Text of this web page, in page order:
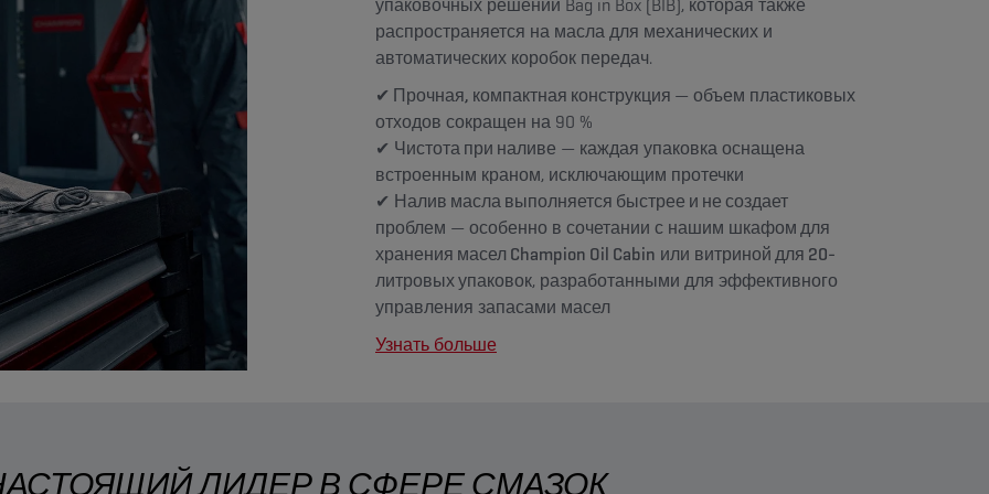
упаковочных решений Bag in Box (BIB), которая также
распространяется на масла для механических и
автоматических коробок передач.
✔ Прочная, компактная конструкция — объем пластиковых
отходов сокращен на 90 %
✔ Чистота при наливе — каждая упаковка оснащена
встроенным краном, исключающим протечки
✔ Налив масла выполняется быстрее и не создает
проблем — особенно в сочетании с нашим шкафом для
хранения масел Champion Oil Cabin или витриной для 20-
литровых упаковок, разработанными для эффективного
управления запасами масел
Узнать больше
ЛИДЕР В СФЕРЕ СМАЗОК